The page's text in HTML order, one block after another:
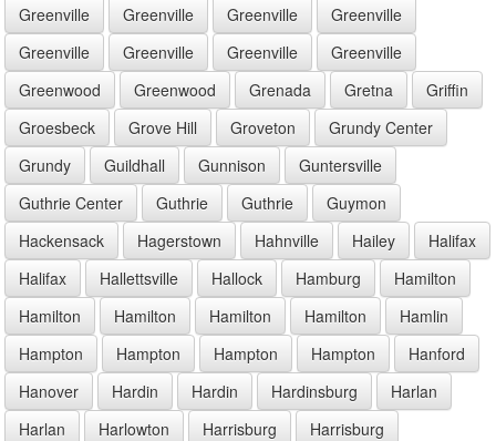
Greenville
Greenville Greenville
Greenville
Greenville
Greenville Greenville
Greenville
Greenwood
Greenwood Grenada Gretna
Griffin
Groesbeck
Grove Hill Groveton
Grundy Center
Grundy
Guildhall Gunnison
Guntersville
Guthrie Center
Guthrie Guthrie
Guymon
Hackensack
Hagerstown Hahnville Hailey
Halifax
Halifax
Hallettsville Hallock Hamburg
Hamilton
Hamilton
Hamilton Hamilton Hamilton
Hamlin
Hampton
Hampton Hampton Hampton
Hanford
Hanover
Hardin Hardin Hardinsburg
Harlan
Harlan
Harlowton Harrisburg
Harrisburg